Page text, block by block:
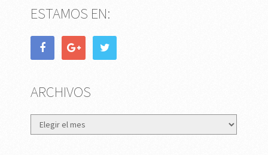
ESTAMOS EN:
ARCHIVOS
Archivos